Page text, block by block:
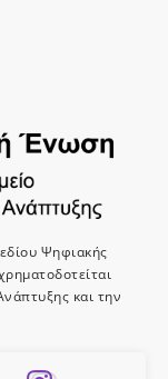
Ψηφιακής
και την